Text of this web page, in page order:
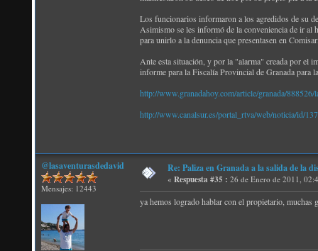
Los funcionarios informaron a los agredidos de su
Asimismo se les informó de la conveniencia de ir al
para unirlo a la denuncia que presentasen en
Ante esta situación, y por la "alarma" creada por el
informe para la Fiscalía Provincial de Granada para
http://www.granadahoy.com/article/granada/
http://www.canalsur.es/portal_rtva/web/noticia/id/
@lasaventurasdedavid
Mensajes: 12443
Re: Paliza en Granada a la salida de la
« Respuesta #35 : 26 de Enero de 2011,
ya hemos logrado hablar con el propietario, muchas